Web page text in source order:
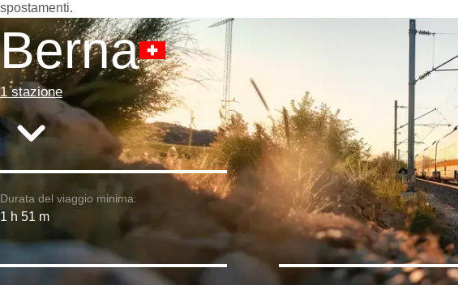
spostamenti.
Berna
1 stazione
Durata del viaggio minima:
1 h 51 m